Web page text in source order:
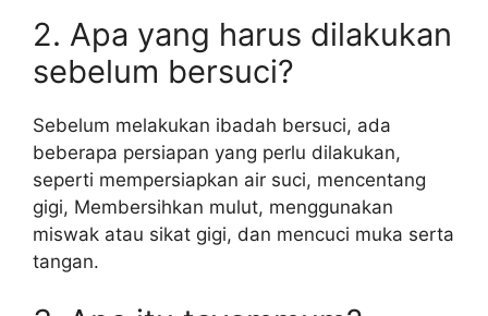
2. Apa yang harus dilakukan
sebelum bersuci?
Sebelum melakukan ibadah bersuci, ada
beberapa persiapan yang perlu dilakukan,
seperti mempersiapkan air suci, mencentang
gigi, Membersihkan mulut, menggunakan
miswak atau sikat gigi, dan mencuci muka serta
tangan.